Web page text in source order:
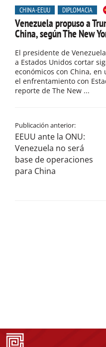
CHINA-EEUU DIPLOMACIA
Venezuela propuso a
China, según The New
El presidente de
a Estados Unidos cortar
económicos con China,
el enfrentamiento con
reporte de The New ...
Publicación anterior:
EEUU ante la ONU:
Venezuela no será
base de operaciones
para China